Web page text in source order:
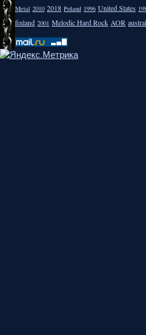
Metal 2010 2018 Poland 1996 United States
finland 2001 Melodic Hard Rock AOR